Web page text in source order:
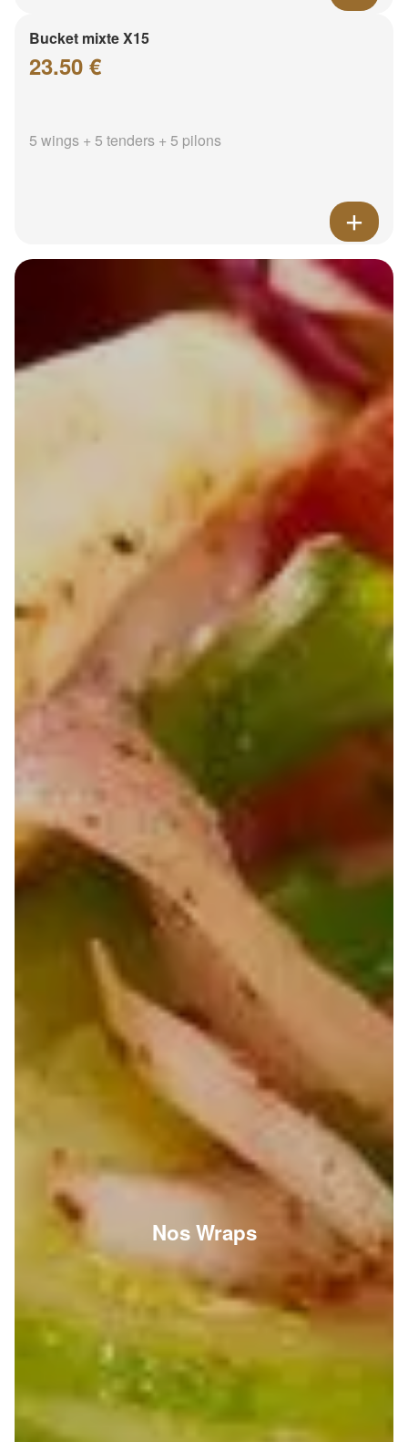
Bucket mixte X15
23.50 €
5 wings + 5 tenders + 5 pilons
Nos Wraps